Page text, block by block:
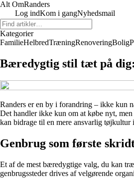
Alt OmRanders
Log indKom i gangNyhedsmail
Kategorier
FamilieHelbredTræningRenoveringBolig
Bæredygtig stil tæt på
Randers er en by i forandring – ikke kun
Det handler ikke kun om at købe nyt,
kan bidrage til en mere ansvarlig tøjkultur
Genbrug som første
Et af de mest bæredygtige valg, du kan
genbrugssteder drives af velgørende